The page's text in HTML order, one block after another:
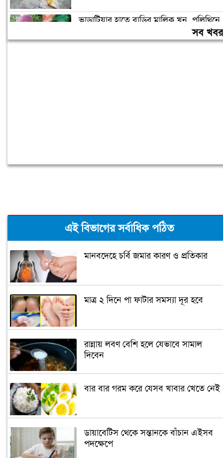
ভাড়াটিয়ার হাতে বাড়ির মালিক খুন, পলিথিনে
সব
এই বিভাগের সর্বাধিক পঠিত
মানবদেহে চর্বি জমার কারণ ও প্রতিকার
মাত্র ২ দিনে পা ফাটার সমস্যা দূর হবে
রান্নায় লবণ বেশি হলে যেভাবে সামাল
দিবেন
বার বার গরম করে যেসব খাবার খেতে নেই
ডায়াবেটিস থেকে সন্তানকে বাঁচান এইসব
পদক্ষেপে